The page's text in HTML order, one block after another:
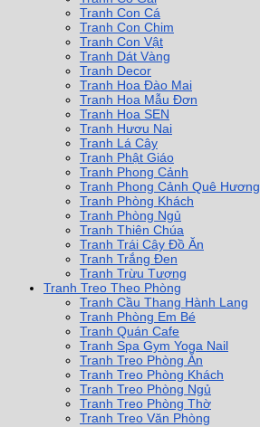
Tranh Con Cá
Tranh Con Chim
Tranh Con Vật
Tranh Dát Vàng
Tranh Decor
Tranh Hoa Đào Mai
Tranh Hoa Mẫu Đơn
Tranh Hoa SEN
Tranh Hươu Nai
Tranh Lá Cây
Tranh Phật Giáo
Tranh Phong Cảnh
Tranh Phong Cảnh Quê Hương
Tranh Phòng Khách
Tranh Phòng Ngủ
Tranh Thiên Chúa
Tranh Trái Cây Đồ Ăn
Tranh Trắng Đen
Tranh Trừu Tượng
Tranh Treo Theo Phòng
Tranh Cầu Thang Hành Lang
Tranh Phòng Em Bé
Tranh Quán Cafe
Tranh Spa Gym Yoga Nail
Tranh Treo Phòng Ăn
Tranh Treo Phòng Khách
Tranh Treo Phòng Ngủ
Tranh Treo Phòng Thờ
Tranh Treo Văn Phòng